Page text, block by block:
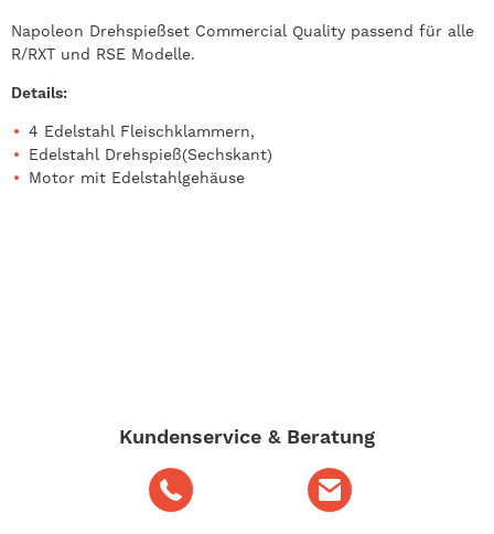
Napoleon Drehspießset Commercial Quality passend für alle
R/RXT und RSE Modelle.
Details:
4 Edelstahl Fleischklammern,
Edelstahl Drehspieß(Sechskant)
Motor mit Edelstahlgehäuse
Kundenservice & Beratung